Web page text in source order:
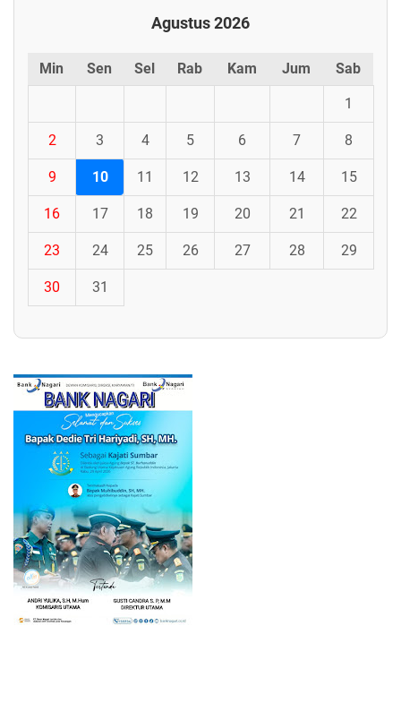
Agustus 2026
Min Sen Sel Rab Kam Jum Sab
1
2 3 4 5 6 7 8
9 10 11 12 13 14 15
16 17 18 19 20 21 22
23 24 25 26 27 28 29
30 31